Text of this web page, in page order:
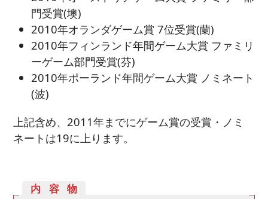
門受賞(墺)
2010年オランダゲーム賞 7位受賞(蘭)
2010年フィンランド年間ゲーム大賞 ファミリ
ーゲーム部門受賞(芬)
2010年ポーランド年間ゲーム大賞 ノミネート
(波)
上記含め、2011年までにゲーム賞の受賞・ノミ
ネートは19に上ります。
内容物